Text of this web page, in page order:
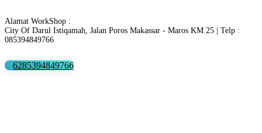
Alamat WorkShop :
City Of Darul Istiqamah, Jalan Poros Makassar - Maros KM 25 | Telp :
085394849766
6285394849766